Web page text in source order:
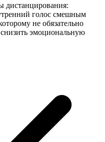
дистанцирования:
голос смешным
не обязательно
эмоциональную